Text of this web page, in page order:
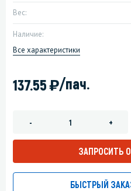
Вес:
Наличие:
Все характеристики
137.55)/пач.
- +
ЗАПРОСИТЬ
БЫСТРЫЙ